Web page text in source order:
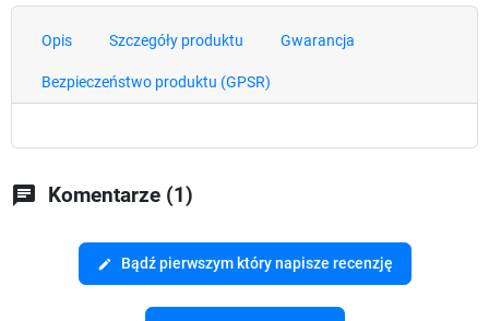
Opis Szczegóły produktu Gwarancja
Bezpieczeństwo produktu (GPSR)
chat Komentarze (1)
edit Bądź pierwszym który napisze recenzję